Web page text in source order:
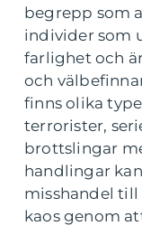
begrepp som
individer som
farlighet och
och
finns olika
terrorister,
brottslingar
handlingar
misshandel till
kaos genom